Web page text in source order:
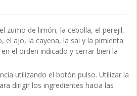
zumo de limón, la cebolla, el perejil,
el ajo, la cayena, la sal y la pimienta
el orden indicado y cerrar bien la
utilizando el botón pulso. Utilizar la
dirigir los ingredientes hacia las